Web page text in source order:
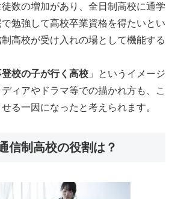
数の増加があり、全日制高校に通学
勉強して高校卒業資格を得たいとい
高校が受け入れの場として機能する
登校の子が行く高校 」というイメージ
ィアやドラマ等での描かれ方も、こ
る一因になったと考えられます。
信制高校の役割は？